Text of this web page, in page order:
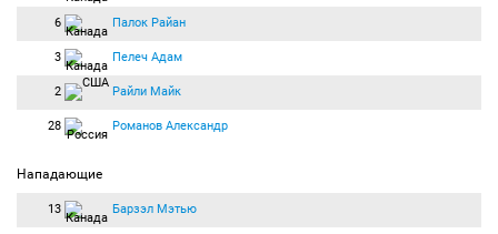
6 Палок Райан
3 Пелеч Адам
2 Райли Майк
28 Романов Александр
Нападающие
13 Барзэл Мэтью